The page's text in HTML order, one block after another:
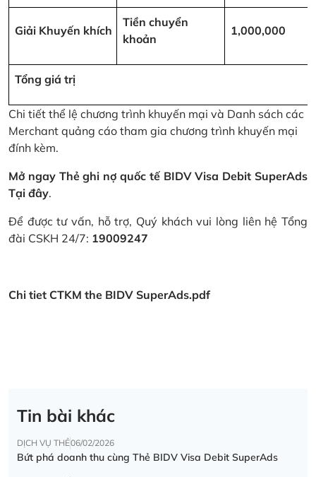
Giải Khuyến khích
Tiền chuyển
khoản
1,000,000
Tổng giá trị
Chi tiết thể lệ chương trình khuyến mại và Danh sách các
Merchant quảng cáo tham gia chương trình khuyến mại
đính kèm.
Mở ngay Thẻ ghi nợ quốc tế BIDV Visa Debit SuperAds
Tại đây.
Để được tư vấn, hỗ trợ, Quý khách vui lòng liên hệ Tổng
đài CSKH 24/7: 19009247
Chi tiet CTKM the BIDV SuperAds.pdf
Tin bài khác
DỊCH VỤ THẺ06/02/2026
Bứt phá doanh thu cùng Thẻ BIDV Visa Debit SuperAds